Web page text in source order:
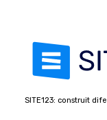
SITE123: construit